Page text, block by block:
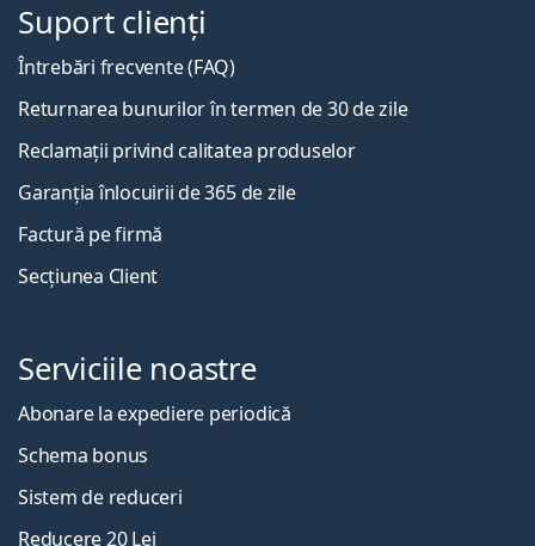
Suport clienți
Întrebări frecvente (FAQ)
Returnarea bunurilor în termen de 30 de zile
Reclamații privind calitatea produselor
Garanția înlocuirii de 365 de zile
Factură pe firmă
Secțiunea Client
Serviciile noastre
Abonare la expediere periodică
Schema bonus
Sistem de reduceri
Reducere 20 Lei